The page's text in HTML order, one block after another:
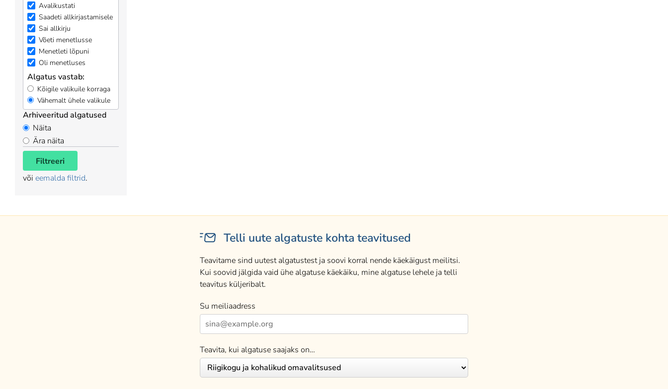
Avalikustati
Saadeti allkirjastamisele
Sai allkirju
Võeti menetlusse
Menetleti lõpuni
Oli menetluses
Algatus vastab:
Kõigile valikuile korraga
Vähemalt ühele valikule
Arhiveeritud algatused
Näita
Ära näita
Filtreeri
või eemalda filtrid.
Telli uute algatuste kohta teavitused
Teavitame sind uutest algatustest ja soovi korral nende käekäigust meilitsi.
Kui soovid jälgida vaid ühe algatuse käekäiku, mine algatuse lehele ja telli
teavitus küljeribalt.
Su meiliaadress
Teavita, kui algatuse saajaks on…